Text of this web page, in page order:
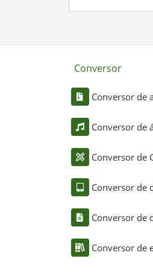
Conversor
Conversor de
Conversor de
Conversor de
Conversor de
Conversor de
Conversor de